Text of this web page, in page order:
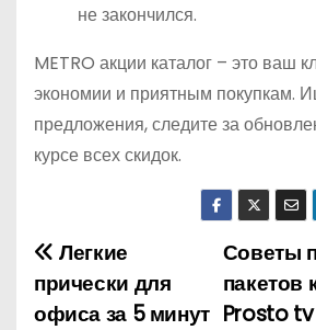
не закончился.
METRO акции каталог – это ваш
экономии и приятным покупкам.
предложения, следите за
курсе всех скидок.
Н
а
Советы
пакетов
Prosto tv
Легкие
прически для
офиса за 5 минут